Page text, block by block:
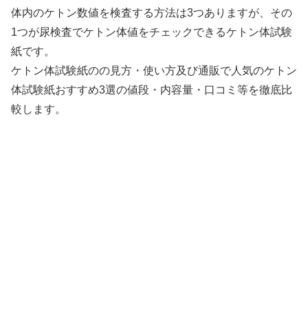
体内のケトン数値を検査する方法は3つありますが、その
1つが尿検査でケトン体値をチェックできるケトン体試験
紙です。
ケトン体試験紙のの見方・使い方及び通販で人気のケトン
体試験紙おすすめ3選の値段・内容量・口コミ等を徹底比
較します。